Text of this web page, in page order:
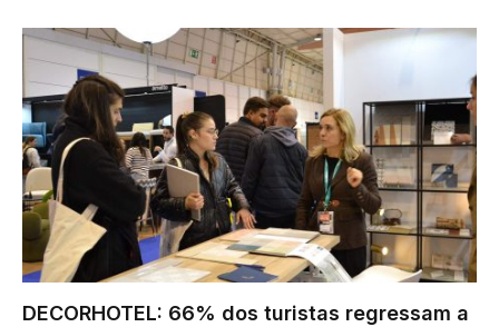
DECORHOTEL: 66% dos turistas regressam a